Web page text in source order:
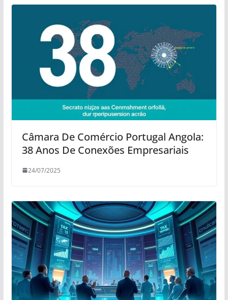
Câmara De Comércio Portugal Angola:
38 Anos De Conexões Empresariais
24/07/2025